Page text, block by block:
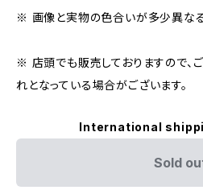
※ 画像と実物の色合いが多少異なる
※ 店頭でも販売しておりますので、
れとなっている場合がございます。
International
Sold